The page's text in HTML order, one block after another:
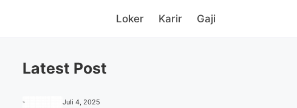
Loker Karir Gaji
Latest Post
Juli 4, 2025